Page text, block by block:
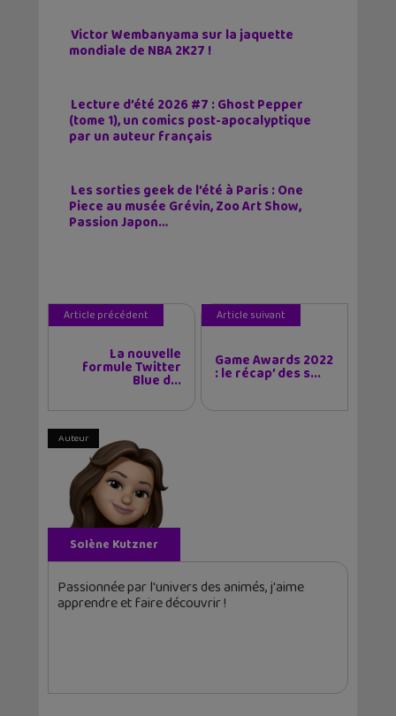
Victor Wembanyama sur la jaquette
mondiale de NBA 2K27 !
Lecture d’été 2026 #7 : Ghost Pepper
(tome 1), un comics post-apocalyptique
par un auteur français
Les sorties geek de l’été à Paris : One
Piece au musée Grévin, Zoo Art Show,
Passion Japon…
Article précédent
La nouvelle
formule Twitter
Blue d...
Article suivant
Game Awards 2022
: le récap’ des s...
Auteur
Solène Kutzner
Passionnée par l'univers des animés, j'aime
apprendre et faire découvrir !